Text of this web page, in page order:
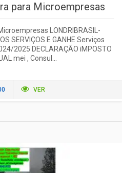
para Microempresas
LONDRIBRASIL-
SERVIÇOS E GANHE Serviços
2025 DECLARAÇÃO iMPOSTO
mei , Consul...
VER